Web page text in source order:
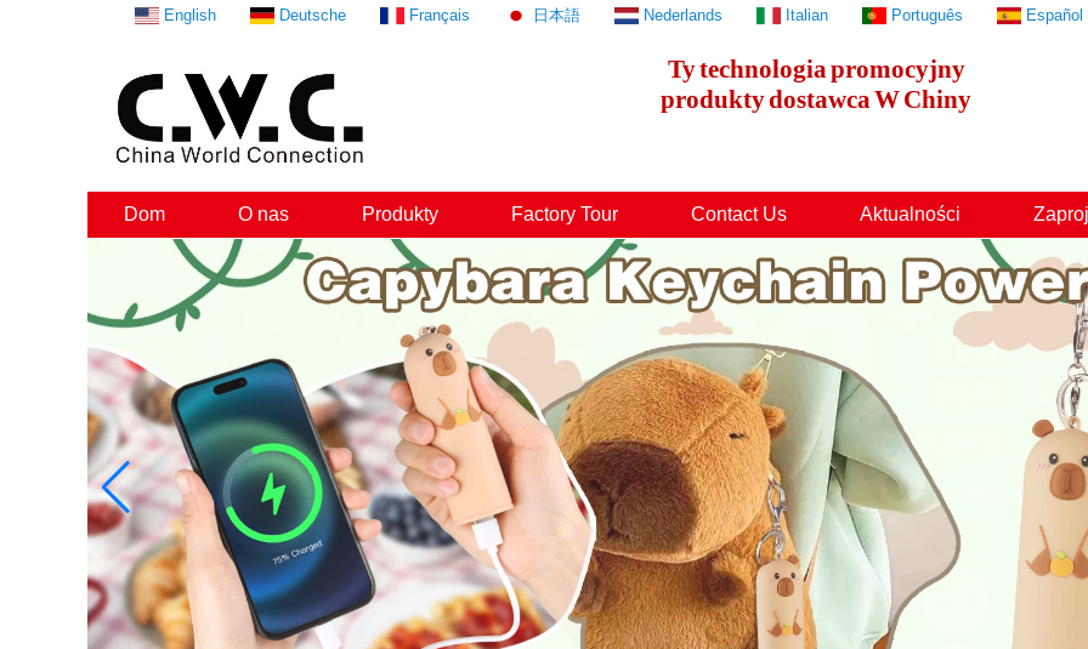
Tytechnologiapromocyjny
produktydostawcaWChiny
English Deutsche Français 日本語 Nederlands Italian Português Español
Dom O nas Produkty Factory Tour Contact Us Aktualności